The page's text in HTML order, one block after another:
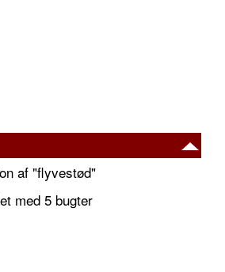
af "flyvestød"
med 5 bugter